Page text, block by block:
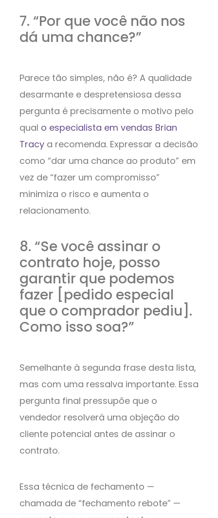
7. “Por que você não nos
dá uma chance?”
Parece tão simples, não é? A qualidade
desarmante e despretensiosa dessa
pergunta é precisamente o motivo pelo
qual o especialista em vendas Brian
Tracy a recomenda. Expressar a decisão
como “dar uma chance ao produto” em
vez de “fazer um compromisso”
minimiza o risco e aumenta o
relacionamento.
8. “Se você assinar o
contrato hoje, posso
garantir que podemos
fazer [pedido especial
que o comprador pediu].
Como isso soa?”
Semelhante à segunda frase desta lista,
mas com uma ressalva importante. Essa
pergunta final pressupõe que o
vendedor resolverá uma objeção do
cliente potencial antes de assinar o
contrato.
Essa técnica de fechamento —
chamada de “fechamento rebote” —